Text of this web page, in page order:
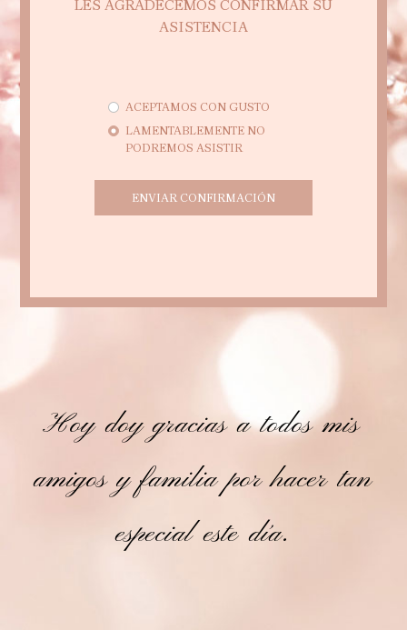
LES AGRADECEMOS CONFIRMAR SU
ASISTENCIA
ACEPTAMOS CON GUSTO
LAMENTABLEMENTE NO
PODREMOS ASISTIR
ENVIAR CONFIRMACIÓN
Hoy doy gracias a todos mis
amigos y familia por hacer tan
especial este día.